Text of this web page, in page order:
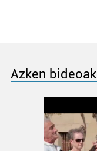
Azken bideoak